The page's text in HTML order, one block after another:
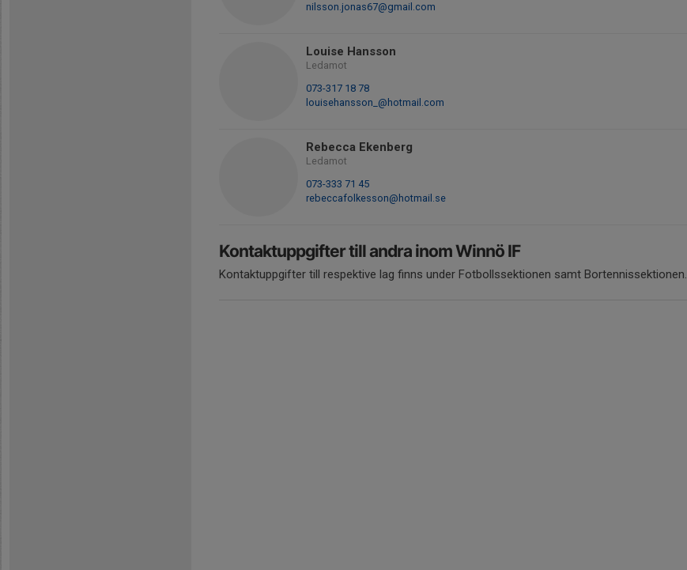
nilsson.jonas67@gmail.com
Louise Hansson
Ledamot
073-317 18 78
louisehansson_@hotmail.com
Rebecca Ekenberg
Ledamot
073-333 71 45
rebeccafolkesson@hotmail.se
Kontaktuppgifter till andra inom Winnö IF
Kontaktuppgifter till respektive lag finns under Fotbollssektionen samt Bortennissektionen.